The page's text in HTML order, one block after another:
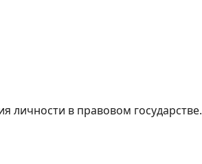
личности в правовом государстве.